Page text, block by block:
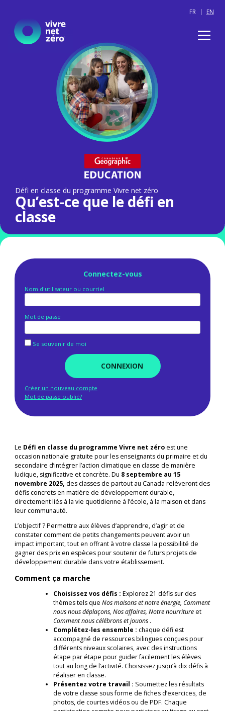
content
FR EN
Défi en classe du programme Vivre net zéro
Qu’est-ce que le défi en
classe
Connectez-vous
Nom d'utilisateur ou courriel
Mot de passe
Se souvenir de moi
Créer un nouveau compte
Mot de passe oublié?
Le Défi en classe du programme Vivre net zéro est une
occasion nationale gratuite pour les enseignants du primaire et du
secondaire d’intégrer l’action climatique en classe de manière
ludique, significative et concrète. Du 8 septembre au 15
novembre 2025, des classes de partout au Canada relèveront des
défis concrets en matière de développement durable,
directement liés à la vie quotidienne à l’école, à la maison et dans
leur communauté.
L’objectif ? Permettre aux élèves d’apprendre, d’agir et de
constater comment de petits changements peuvent avoir un
impact important, tout en offrant à votre classe la possibilité de
gagner des prix en espèces pour soutenir de futurs projets de
développement durable dans votre établissement.
Comment ça marche
Choisissez vos défis : Explorez 21 défis sur des
thèmes tels que Nos maisons et notre énergie, Comment
nous nous déplaçons, Nos affaires, Notre nourriture et
Comment nous célébrons et jouons .
Complétez-les ensemble : chaque défi est
accompagné de ressources bilingues conçues pour
différents niveaux scolaires, avec des instructions
étape par étape pour guider facilement les élèves
tout au long de l’activité. Choisissez jusqu’à dix défis à
réaliser en classe.
Présentez votre travail : Soumettez les résultats
de votre classe sous forme de fiches d’exercices, de
photos, de courtes vidéos ou de PDF. Chaque